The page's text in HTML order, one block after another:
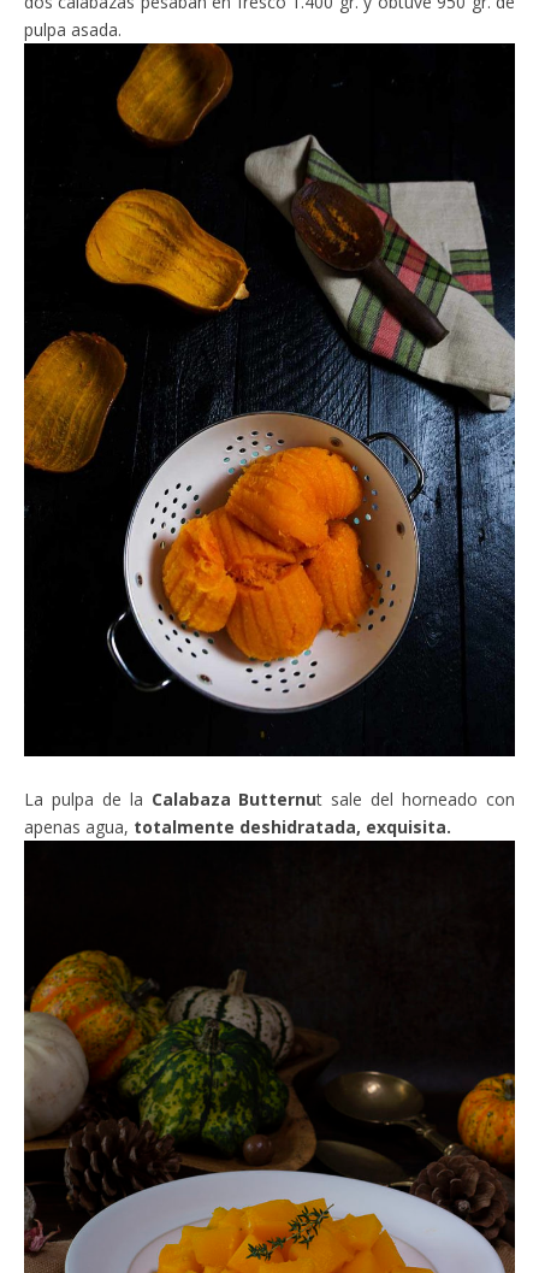
pulpa asada.
La pulpa de la Calabaza Butternut sale del horneado con
apenas agua, totalmente deshidratada, exquisita.